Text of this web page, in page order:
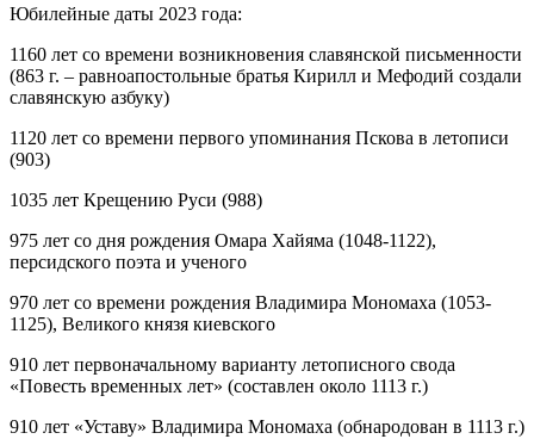
Юбилейные даты 2023 года:
1160 лет со времени возникновения славянской письменности
(863 г. – равноапостольные братья Кирилл и Мефодий создали
славянскую азбуку)
1120 лет со времени первого упоминания Пскова в летописи
(903)
1035 лет Крещению Руси (988)
975 лет со дня рождения Омара Хайяма (1048-1122),
персидского поэта и ученого
970 лет со времени рождения Владимира Мономаха (1053-
1125), Великого князя киевского
910 лет первоначальному варианту летописного свода
«Повесть временных лет» (составлен около 1113 г.)
910 лет «Уставу» Владимира Мономаха (обнародован в 1113 г.)